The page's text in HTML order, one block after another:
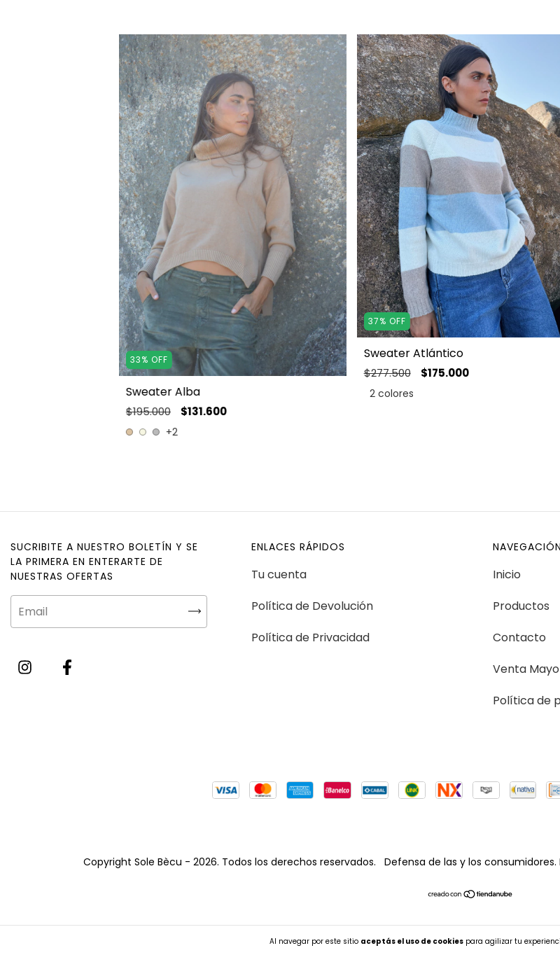
Al navegar por este sitio aceptás el uso de cookiespara agilizar tu
33% OFF
Sweater Alba
$195.000 $131.600
+2
37% OFF
Sweater Atlántico
$277.500 $175.000
2 colores
SUCRIBITE A NUESTRO BOLETÍN Y SE
LA PRIMERA EN ENTERARTE DE
NUESTRAS OFERTAS
ENLACES RÁPIDOS
Tu cuenta
Política de Devolución
Política de Privacidad
NAVEGACIÓN
Inicio
Productos
Contacto
Venta
Política de
Copyright Sole Bècu - 2026. Todos los derechos reservados. Defensa de las y los